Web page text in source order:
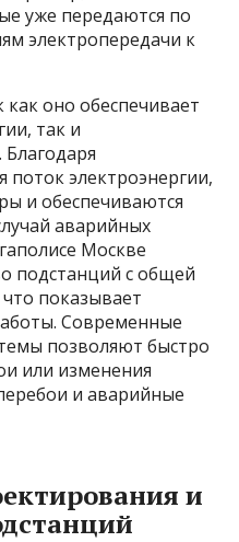
уже передаются по
электропередачи к
оно обеспечивает
так и
Благодаря
поток электроэнергии,
и обеспечиваются
аварийных
Москве
подстанций с общей
показывает
Современные
позволяют быстро
или изменения
и аварийные
и